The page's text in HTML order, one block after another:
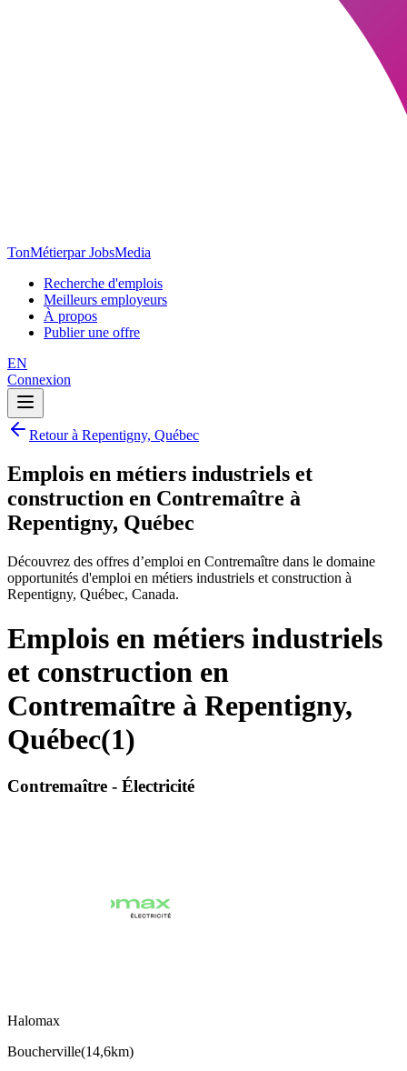
TonMétierpar JobsMedia
Recherche d'emplois
Meilleurs employeurs
À propos
Publier une offre
EN
Connexion
Retour à Repentigny, Québec
Emplois en métiers industriels et
construction en Contremaître à
Repentigny, Québec
Découvrez des offres d’emploi en Contremaître dans le domaine
opportunités d'emploi en métiers industriels et construction à
Repentigny, Québec, Canada.
Emplois en métiers industriels
et construction en
Contremaître à Repentigny,
Québec(1)
Contremaître - Électricité
Halomax
Boucherville(14,6km)